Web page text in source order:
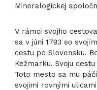
Mineralogickej
V rámci svojho
sa v júni 1793 so
cestu po Slovensku.
Kežmarku. Svoju
Toto mesto sa mu
svojimi rovnými